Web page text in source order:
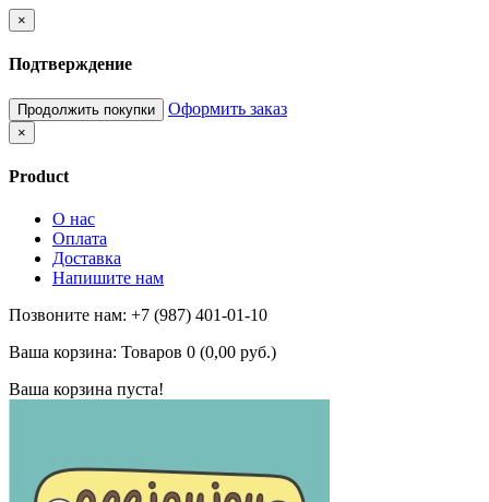
×
Подтверждение
Продолжить покупки Оформить заказ
×
Product
О нас
Оплата
Доставка
Напишите нам
Позвоните нам: +7 (987) 401-01-10
Ваша корзина: Товаров 0 (0,00 руб.)
Ваша корзина пуста!